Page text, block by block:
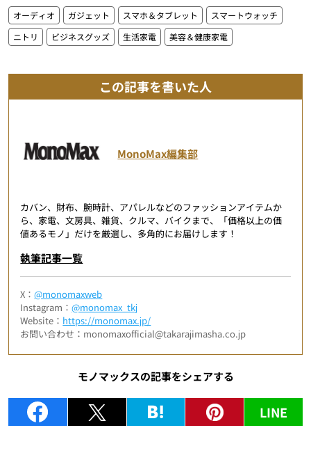
オーディオ ガジェット スマホ＆タブレット
スマートウォッチ
ニトリ
ビジネスグッズ 生活家電 美容＆健康家電
この記事を書いた人
MonoMax編集部
カバン、財布、腕時計、アパレルなどのファッションアイテムか
ら、家電、文房具、雑貨、クルマ、バイクまで、「価格以上の価
値あるモノ」だけを厳選し、多角的にお届けします！
執筆記事一覧
X：@monomaxweb
Instagram：@monomax_tkj
Website： https://monomax.jp/
お問い合わせ：monomaxofficial@takarajimasha.co.jp
モノマックスの記事をシェアする
LINE